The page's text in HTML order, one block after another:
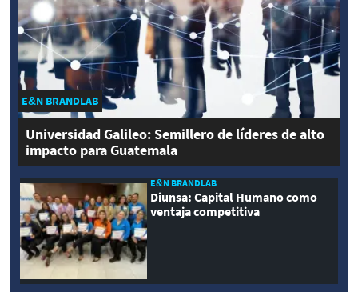
E&N BRANDLAB
Universidad Galileo: Semillero de líderes de alto
impacto para Guatemala
E&N BRANDLAB
Diunsa: Capital Humano como
ventaja competitiva